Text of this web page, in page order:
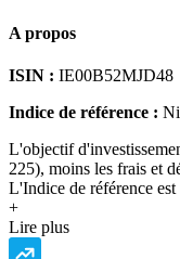
A propos
ISIN : IE00B52MJD48
Indice de référence :
L'objectif
225), moins les frais et
L'Indice de référence
+
Lire plus